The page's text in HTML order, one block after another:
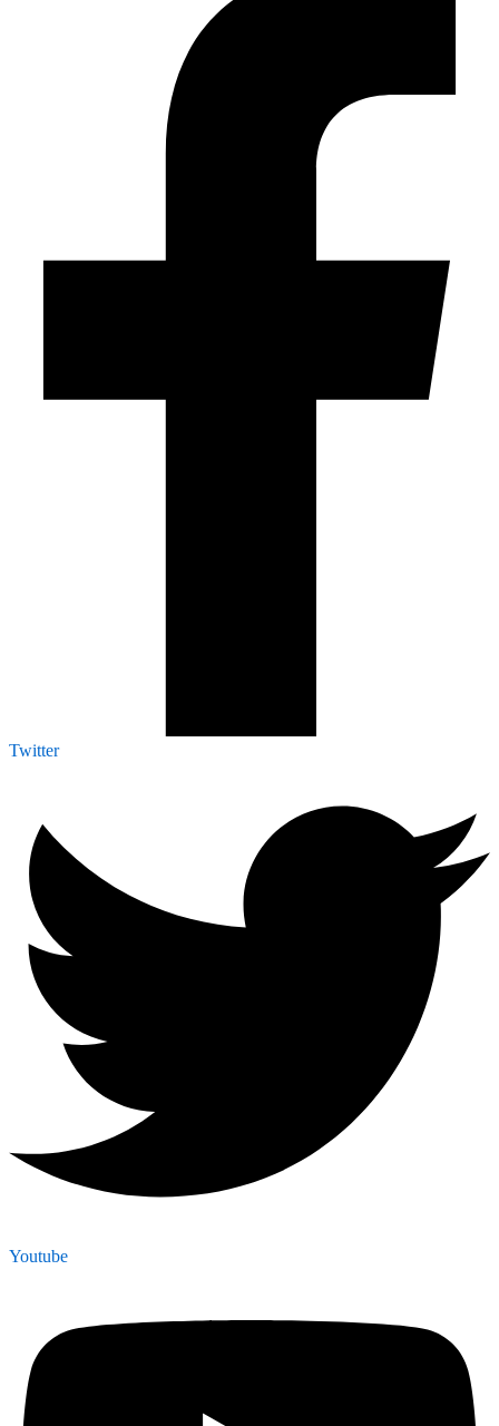
Twitter
Youtube